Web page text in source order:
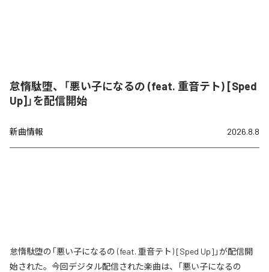
怠惰駄堕、「悪い子になるの (feat. 重音テト) [Sped
Up]」を配信開始
新曲情報 2026.8.8
怠惰駄堕の「悪い子になるの (feat. 重音テト) [Sped Up]」が配信開
始された。今回デジタル配信された楽曲は、「悪い子になるの